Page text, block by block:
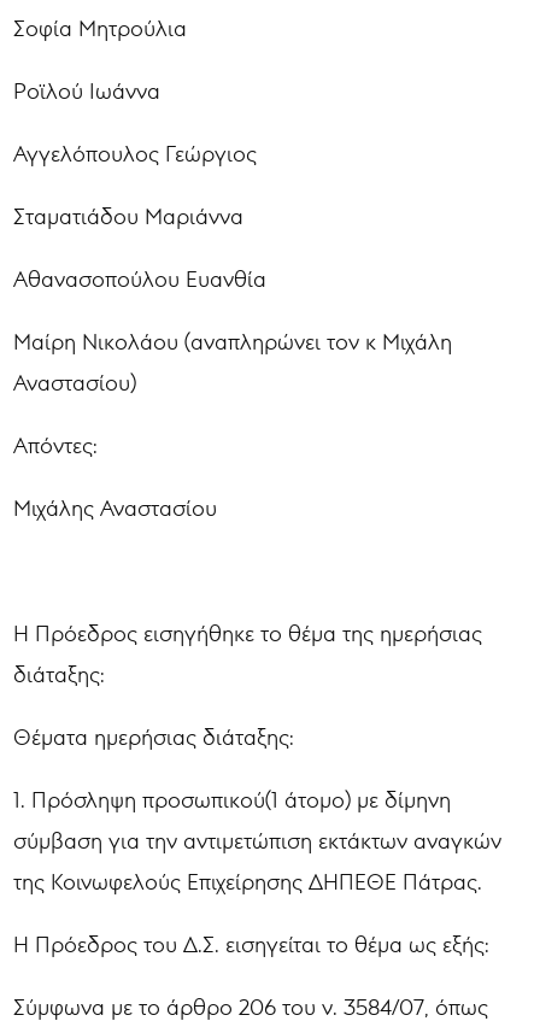
Σοφία Μητρούλια
Ροϊλού Ιωάννα
Αγγελόπουλος Γεώργιος
Σταματιάδου Μαριάννα
Αθανασοπούλου Ευανθία
Μαίρη Νικολάου (αναπληρώνει τον κ Μιχάλη
Αναστασίου)
Απόντες:
Μιχάλης Αναστασίου
Η Πρόεδρος εισηγήθηκε το θέμα της ημερήσιας
διάταξης:
Θέματα ημερήσιας διάταξης:
1. Πρόσληψη προσωπικού(1 άτομο) με δίμηνη
σύμβαση για την αντιμετώπιση εκτάκτων αναγκών
της Κοινωφελούς Επιχείρησης ΔΗΠΕΘΕ Πάτρας.
Η Πρόεδρος του Δ.Σ. εισηγείται το θέμα ως εξής:
Σύμφωνα με το άρθρο 206 του ν. 3584/07, όπως